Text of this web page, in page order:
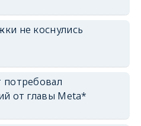
не коснулись
от главы Meta*